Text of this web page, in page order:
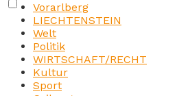
Vorarlberg
LIECHTENSTEIN
Welt
Politik
WIRTSCHAFT/RECHT
Kultur
Sport